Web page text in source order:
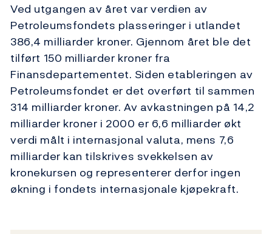
Ved utgangen av året var verdien av
Petroleumsfondets plasseringer i utlandet
386,4 milliarder kroner. Gjennom året ble det
tilført 150 milliarder kroner fra
Finansdepartementet. Siden etableringen av
Petroleumsfondet er det overført til sammen
314 milliarder kroner. Av avkastningen på 14,2
milliarder kroner i 2000 er 6,6 milliarder økt
verdi målt i internasjonal valuta, mens 7,6
milliarder kan tilskrives svekkelsen av
kronekursen og representerer derfor ingen
økning i fondets internasjonale kjøpekraft.